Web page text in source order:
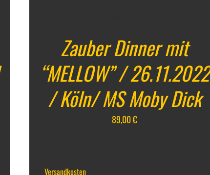
Zauber Dinner mit
“MELLOW” / 26.11.2022
/ Köln/ MS Moby Dick
89,00€
Versandkosten